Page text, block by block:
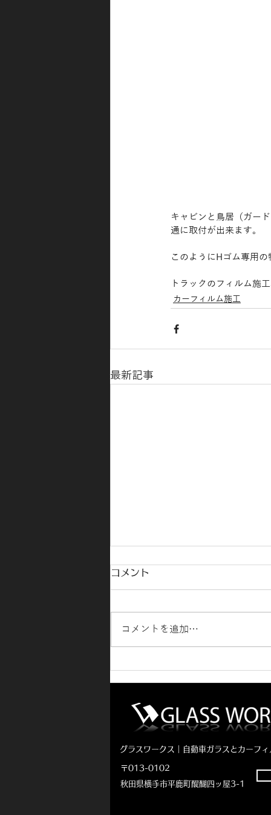
キャビンと鳥居（ガー
通に取付が出来ます。
このようにHゴム専用の
トラックのフィルム施
カーフィルム施工
最新記事
RAV4ゴーストフィルム施工
コメント
コメントを追加…
グラスワークス｜自動車ガラスとカーフ
〒013-0102
秋田県横手市平鹿町醍醐四ッ屋3-1